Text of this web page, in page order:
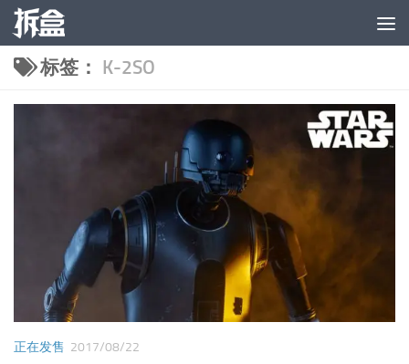
跳至内容
标签： K-2SO
正在发售 2017/08/22